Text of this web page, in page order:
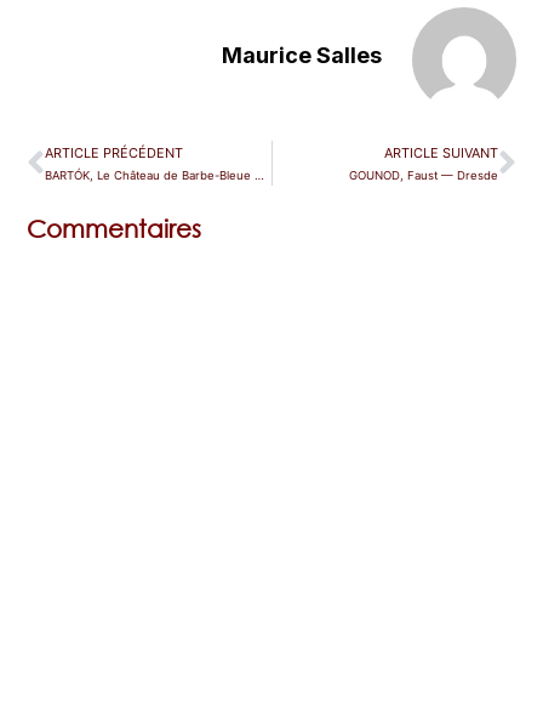
Maurice Salles
ARTICLE PRÉCÉDENT ARTICLE SUIVANT
GOUNOD, Faust — Dresde
Commentaires